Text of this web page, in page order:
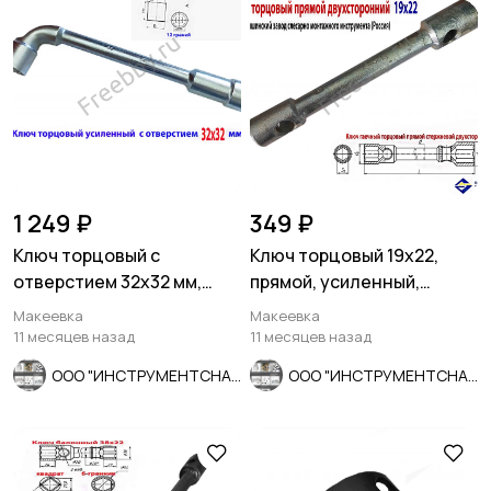
1 249 ₽
Ключ торцовый с
отверстием 32х32 мм,
усил, L-образ, 2-х сторон,
Cr-V.
Макеевка
11 месяцев назад
349 ₽
Ключ торцовый 19х22,
прямой, усиленный,
стержневой, КЗСМИ,
Россия.
Макеевка
11 месяцев назад